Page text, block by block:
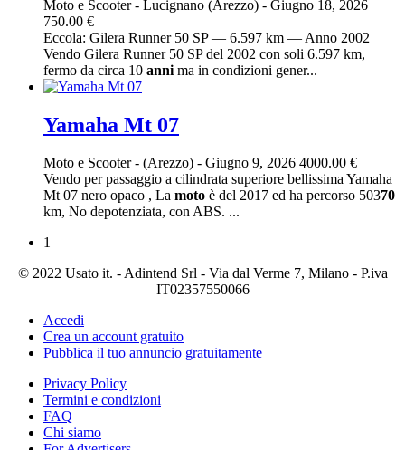
Moto e Scooter- Lucignano (Arezzo) - Giugno 18, 2026
750.00 €
Eccola: Gilera Runner 50 SP — 6.597 km — Anno 2002
Vendo Gilera Runner 50 SP del 2002 con soli 6.597 km,
fermo da circa 10 anni ma in condizioni gener...
Yamaha Mt 07
Moto e Scooter- (Arezzo) - Giugno 9, 2026 4000.00 €
Vendo per passaggio a cilindrata superiore bellissima Yamaha
Mt 07 nero opaco , La moto è del 2017 ed ha percorso 50370
km, No depotenziata, con ABS. ...
1
© 2022 Usato it. - Adintend Srl - Via dal Verme 7, Milano - P.iva
IT02357550066
Accedi
Crea un account gratuito
Pubblica il tuo annuncio gratuitamente
Privacy Policy
Termini e condizioni
FAQ
Chi siamo